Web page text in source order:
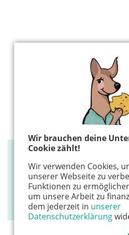
Wir brauchen deine
Cookie zählt!
Wir verwenden Cookies,
unserer Webseite zu
Funktionen zu
um unsere Arbeit zu
dem jederzeit in unserer
Datenschutzerklärung
Uniqz® - personalisierte
Auerstr. 18
50733 Köln